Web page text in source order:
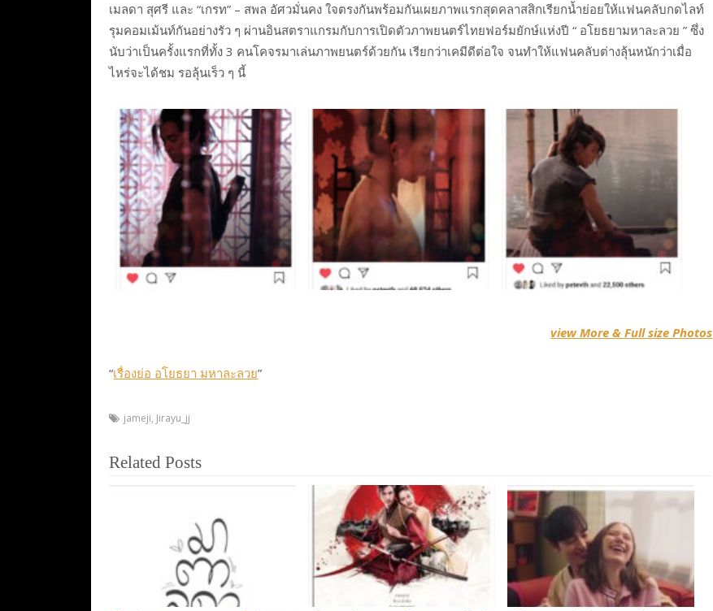
เมลดา สุศรี และ “เกรท” – สพล อัศวมั่นคง ใจตรงกันพร้อมกันเผยภาพแรกสุดคลาสสิกเรียกน้ำย่อยให้แฟนคลับกดไลท์
รุมคอมเม้นท์กันอย่างรัว ๆ ผ่านอินสตราแกรมกับการเปิดตัวภาพยนตร์ไทยฟอร์มยักษ์แห่งปี “ อโยธยามหาละลวย ” ซึ่ง
นับว่าเป็นครั้งแรกที่ทั้ง 3 คนโคจรมาเล่นภาพยนตร์ด้วยกัน เรียกว่าเคมีดีต่อใจ จนทำให้แฟนคลับต่างลุ้นหนักว่าเมื่อ
ไหร่จะได้ชม รอลุ้นเร็ว ๆ นี้
view More & Full size Photos
“เรื่องย่อ อโยธยา มหาละลวย”
jameji, Jirayu_jj
Related Posts